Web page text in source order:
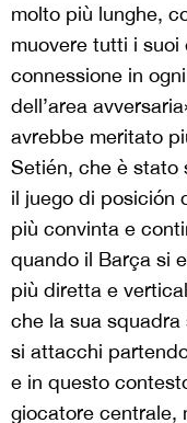
molto più lunghe,
muovere tutti i suoi
connessione in
dell’area
avrebbe meritato
Setién, che è stato
il juego di posición
più convinta e
quando il Barça si
più diretta e
che la sua
si attacchi
e in questo
giocatore centrale,